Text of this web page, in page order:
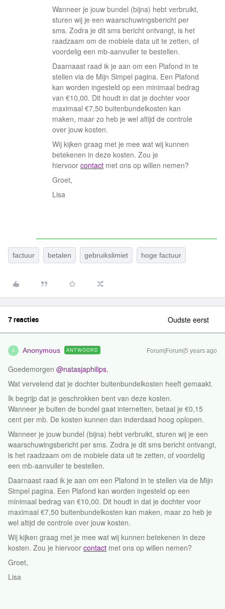
Wanneer je jouw bundel (bijna) hebt verbruikt,
sturen wij je een waarschuwingsbericht per
sms. Zodra je dit sms bericht ontvangt, is het
raadzaam om de mobiele data uit te zetten, of
voordelig een mb-aanvuller te bestellen.
Daarnaast raad ik je aan om een Plafond in te
stellen via de Mijn Simpel pagina. Een Plafond
kan worden ingesteld op een minimaal bedrag
van €10,00. Dit houdt in dat je dochter voor
maximaal €7,50 buitenbundelkosten kan
maken, maar zo heb je wel altijd de controle
over jouw kosten.
Wij kijken graag met je mee wat wij kunnen
betekenen in deze kosten. Zou je
hiervoor contact met ons op willen nemen?
Groet,
Lisa
factuur betalen gebruikslimiet hoge factuur
7 reacties Oudste eerst
A Anonymous ANTWOORD Forum|Forum|5 years ago
Goedemorgen @natasjaphilips,
Wat vervelend dat je dochter buitenbundelkosten heeft gemaakt.
Ik begrijp dat je geschrokken bent van deze kosten.
Wanneer je buiten de bundel gaat internetten, betaal je €0,15
cent per mb. De kosten kunnen dan inderdaad hoog oplopen.
Wanneer je jouw bundel (bijna) hebt verbruikt, sturen wij je een
waarschuwingsbericht per sms. Zodra je dit sms bericht ontvangt,
is het raadzaam om de mobiele data uit te zetten, of voordelig
een mb-aanvuller te bestellen.
Daarnaast raad ik je aan om een Plafond in te stellen via de Mijn
Simpel pagina. Een Plafond kan worden ingesteld op een
minimaal bedrag van €10,00. Dit houdt in dat je dochter voor
maximaal €7,50 buitenbundelkosten kan maken, maar zo heb je
wel altijd de controle over jouw kosten.
Wij kijken graag met je mee wat wij kunnen betekenen in deze
kosten. Zou je hiervoor contact met ons op willen nemen?
Groet,
Lisa